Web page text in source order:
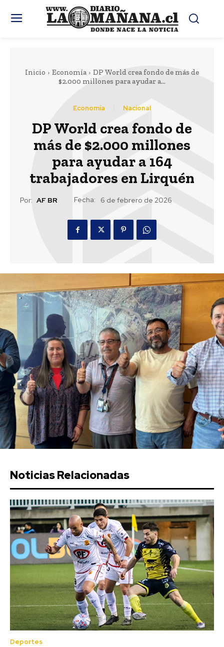
Inicio Economía
DP World crea fondo de más de
$2.000 millones para ayudar a...
Economía Nacional
DP World crea fondo de
más de $2.000 millones
para ayudar a 164
trabajadores en Lirquén
Por: AF BR Fecha: 6 de febrero de 2026
Noticias Relacionadas
Deportes